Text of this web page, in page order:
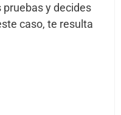
pruebas y decides
caso, te resulta